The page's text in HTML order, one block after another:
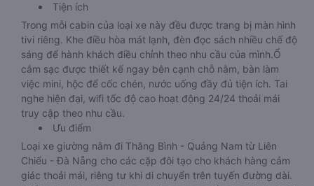
Tiện ích
Trong mỗi cabin của loại xe này đều được trang bị màn hình
tivi riêng. Khe điều hòa mát lạnh, đèn đọc sách nhiều chế độ
sáng để hành khách điều chỉnh theo nhu cầu của mình.Ổ
cắm sạc được thiết kế ngay bên cạnh chỗ nằm, bàn làm
việc mini, hộc để cốc chén, nước uống đầy đủ tiện ích. Tai
nghe hiện đại, wifi tốc độ cao hoạt động 24/24 thoải mái
truy cập theo nhu cầu.
Ưu điểm
Loại xe giường nằm đi Thăng Bình - Quảng Nam từ Liên
Chiểu - Đà Nẵng cho các cặp đôi tạo cho khách hàng cảm
giác thoải mái, riêng tư khi di chuyển trên tuyến đường dài.